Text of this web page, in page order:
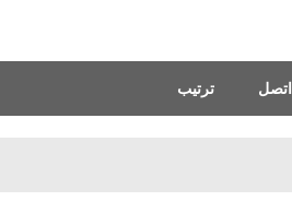
اتصل ترتيب